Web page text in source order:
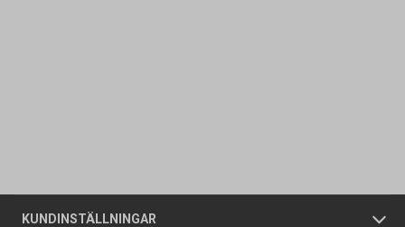
KUNDINSTÄLLNINGAR
Företagskund / Privatkund
Allmänna försäljningsvillkor
Butiker
Om oss